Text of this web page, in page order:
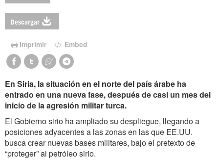
Descargar
Imprimir Embed
En Siria, la situación en el norte del país árabe ha
entrado en una nueva fase, después de casi un mes del
inicio de la agresión militar turca.
El Gobierno sirio ha ampliado su despliegue, llegando a
posiciones adyacentes a las zonas en las que EE.UU.
busca crear nuevas bases militares, bajo el pretexto de
“proteger” al petróleo sirio.